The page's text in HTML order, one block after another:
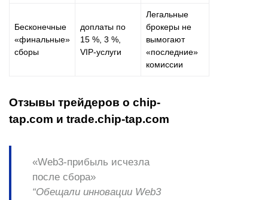
Бесконечные
«финальные»
сборы
доплаты по
15 %, 3 %,
VIP-услуги
Легальные
брокеры не
вымогают
«последние»
комиссии
Отзывы трейдеров о chip-
tap.com и trade.chip-tap.com
«Web3-прибыль исчезла
после сбора»
“Обещали инновации Web3